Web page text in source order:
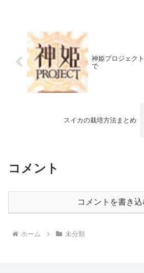
神姫プロジェク
で
スイカの栽培方法まとめ
コメント
コメントを書き込
ホーム 未分類